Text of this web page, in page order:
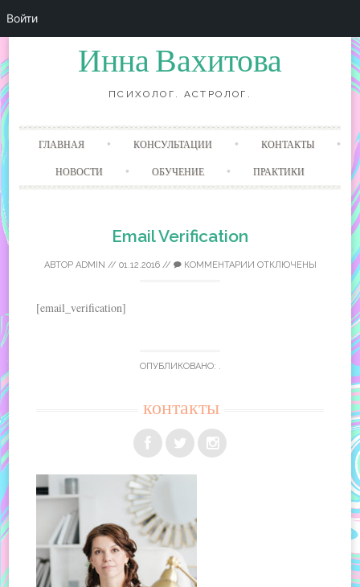
Инна Вахитова
ПСИХОЛОГ. АСТРОЛОГ.
Перейти
к
содержанию
ГЛАВНАЯ КОНСУЛЬТАЦИИ КОНТАКТЫ
НОВОСТИ ОБУЧЕНИЕ ПРАКТИКИ
Email Verification
АВТОР ADMIN // 01.12.2016// КОММЕНТАРИИ ОТКЛЮЧЕНЫ
[email_verification]
ОПУБЛИКОВАНО: .
контакты
Войти